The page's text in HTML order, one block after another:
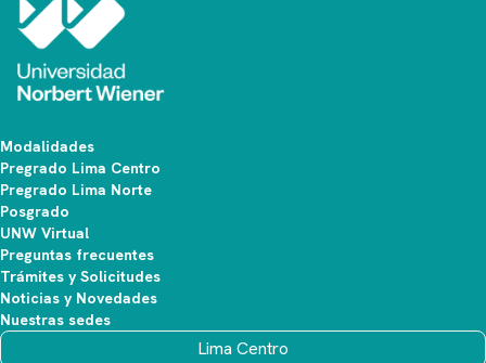
Modalidades
Pregrado Lima Centro
Pregrado Lima Norte
Posgrado
UNW Virtual
Preguntas frecuentes
Trámites y Solicitudes
Noticias y Novedades
Nuestras sedes
Lima Centro